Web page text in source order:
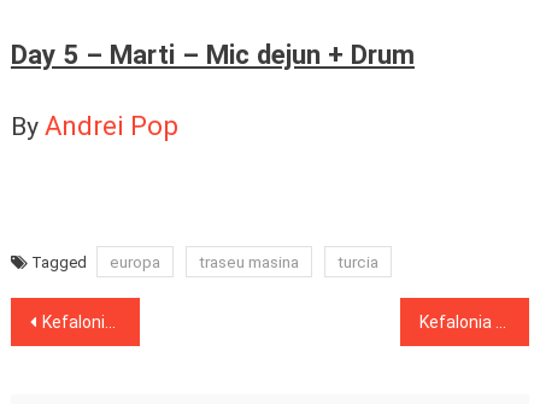
Day 5 – Marti – Mic dejun + Drum
By Andrei Pop
Tagged europa traseu masina turcia
Post
Kefalonia Grecia: O vacanta cu familia (I)